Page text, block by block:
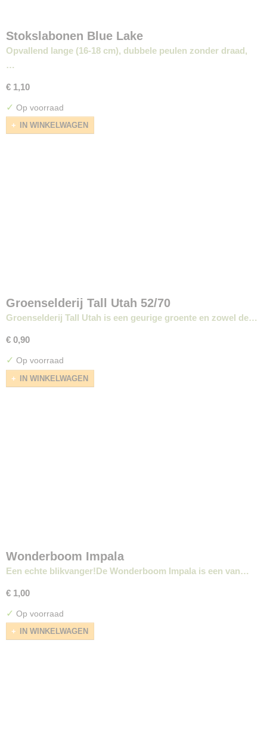
Stokslabonen Blue Lake
Opvallend lange (16-18 cm), dubbele peulen zonder draad,
…
€ 1,10
✓ Op voorraad
IN WINKELWAGEN
Groenselderij Tall Utah 52/70
Groenselderij Tall Utah is een geurige groente en zowel de…
€ 0,90
✓ Op voorraad
IN WINKELWAGEN
Wonderboom Impala
Een echte blikvanger!De Wonderboom Impala is een van…
€ 1,00
✓ Op voorraad
IN WINKELWAGEN